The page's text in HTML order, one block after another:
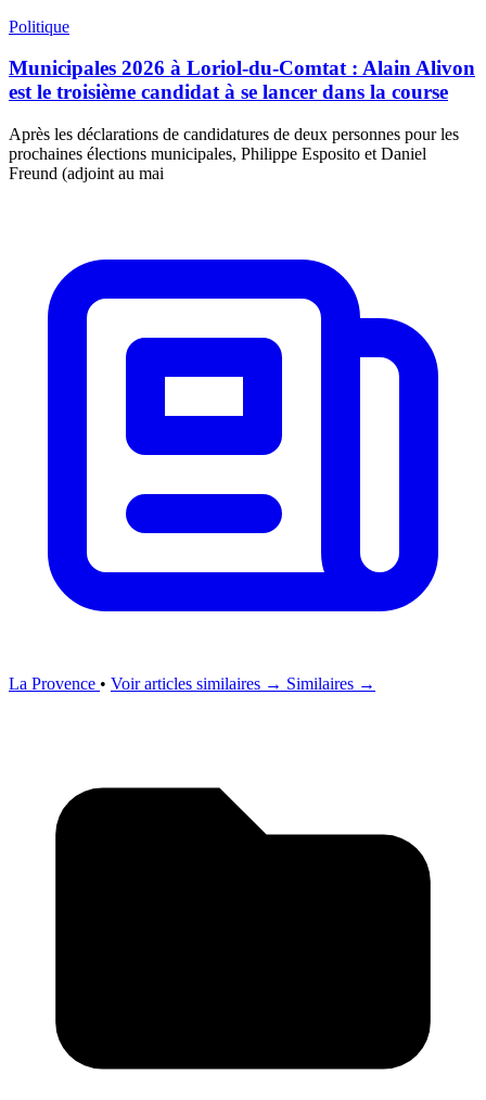
Politique
Municipales 2026 à Loriol-du-Comtat : Alain Alivon
est le troisième candidat à se lancer dans la course
Après les déclarations de candidatures de deux personnes pour les
prochaines élections municipales, Philippe Esposito et Daniel
Freund (adjoint au mai
La Provence • Voir articles similaires → Similaires →